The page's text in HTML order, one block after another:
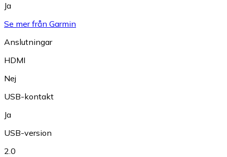
Ja
Se mer från Garmin
Anslutningar
HDMI
Nej
USB-kontakt
Ja
USB-version
2.0